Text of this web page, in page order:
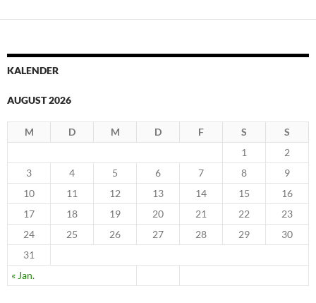
KALENDER
AUGUST 2026
M D M D F S S
« Jan.
1
2
3
4 5 6 7 8
9
10
11 12 13 14 15
16
17
18 19 20 21 22
23
24
25 26 27 28 29
30
31